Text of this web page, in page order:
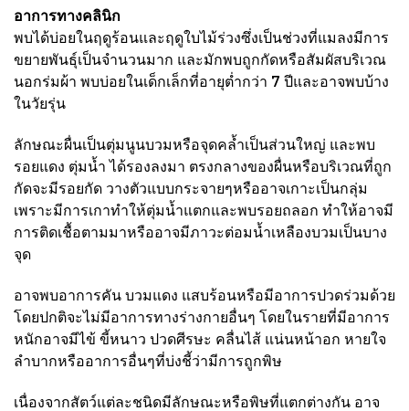
อาการทางคลินิก
พบได้บ่อยในฤดูร้อนและฤดูใบไม้ร่วงซึ่งเป็นช่วงที่แมลงมีการ
ขยายพันธุ์เป็นจำนวนมาก และมักพบถูกกัดหรือสัมผัสบริเวณ
นอกร่มผ้า พบบ่อยในเด็กเล็กที่อายุต่ำกว่า 7 ปีและอาจพบบ้าง
ในวัยรุ่น
ลักษณะผื่นเป็นตุ่มนูนบวมหรือจุดคล้ำเป็นส่วนใหญ่ และพบ
รอยแดง ตุ่มน้ำ ได้รองลงมา ตรงกลางของผื่นหรือบริเวณที่ถูก
กัดจะมีรอยกัด วางตัวแบบกระจายๆหรืออาจเกาะเป็นกลุ่ม
เพราะมีการเกาทำให้ตุ่มน้ำแตกและพบรอยถลอก ทำให้อาจมี
การติดเชื้อตามมาหรืออาจมีภาวะต่อมน้ำเหลืองบวมเป็นบาง
จุด
อาจพบอาการคัน บวมแดง แสบร้อนหรือมีอาการปวดร่วมด้วย
โดยปกติจะไม่มีอาการทางร่างกายอื่นๆ โดยในรายที่มีอาการ
หนักอาจมีไข้ ขี้หนาว ปวดศีรษะ คลื่นไส้ แน่นหน้าอก หายใจ
ลำบากหรืออาการอื่นๆที่บ่งชี้ว่ามีการถูกพิษ
เนื่องจากสัตว์แต่ละชนิดมีลักษณะหรือพิษที่แตกต่างกัน อาจ